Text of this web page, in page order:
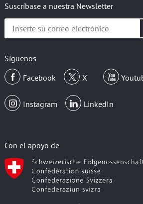
Suscríbase a nuestra Newsletter
Inserte
electrónico
Síguenos
Facebook
X
Instagram LinkedIn
Con el apoyo de